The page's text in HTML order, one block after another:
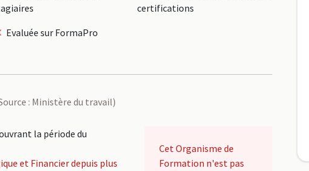
certifications
Evaluée sur FormaPro
: Ministère du travail)
la période du
et Financier depuis plus
Cet Organisme de
Formation n'est pas